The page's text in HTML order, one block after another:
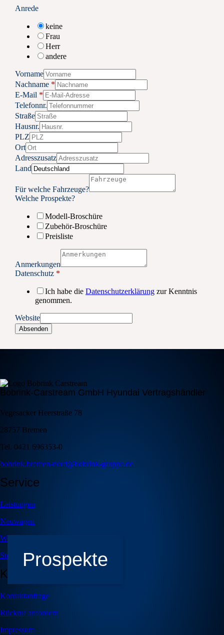
Prospekte
Anrede
keine
Frau
Herr
andere
Vorname
Nachname *
E-Mail *
Telefonnr.
Straße
Hausnr.
PLZ
Ort
Adresszusatz
Land
Für welche Fahrzeuge?
Welche Prospekte?
Modell-Broschüre
Zubehör-Broschüre
Preisliste
Anmerkungen
Datenschutz *
Ich habe die Datenschutzerklärung zur Kenntnis
genommen.
Website
Absenden
Bobrink-Carstream GmbH Hyundai Vertragshändler
Vegesacker Heerstraße 78
28757 Bremen
Tel. 0421 696353-0
bobrink.bremen-nord@bobrink-gruppe.de
Service
Leistungen
Neuwagen
Werkstatt-Leistungen
Stellenangebote
Kontakt
Kontaktanfrage
Rückruf anfordern
Impressum